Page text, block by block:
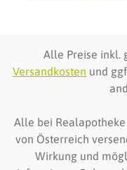
Alle Preise inkl.
Versandkosten und
Alle bei
von Österreich
Wirkung und